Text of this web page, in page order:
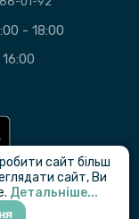
- 18:00
сайт більш
сайт, Ви
Детальніше...